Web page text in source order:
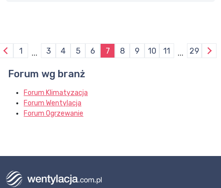
1 ... 3 4 5 6 7 8 9 10 11 ... 29
Forum wg branż
Forum Klimatyzacja
Forum Wentylacja
Forum Ogrzewanie